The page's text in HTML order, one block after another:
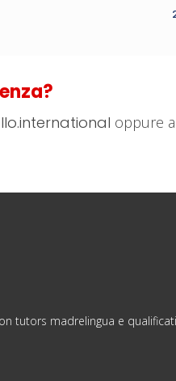
oppure
tutors madrelingua e